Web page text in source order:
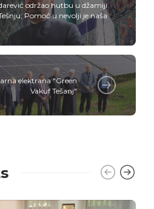
održao hutbu u džamiji
Pomoć u nevolji je naša
elektrana "Green
Vakuf Tešanj"